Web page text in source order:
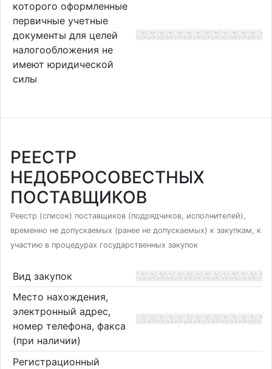
которого оформленные
первичные учетные
документы для целей
налогообложения не
имеют юридической
силы
РЕЕСТР
НЕДОБРОСОВЕСТНЫХ
ПОСТАВЩИКОВ
Реестр (список) поставщиков (подрядчиков, исполнителей),
временно не допускаемых (ранее не допускаемых) к закупкам, к
участию в процедурах государственных закупок
Вид закупок
Место нахождения,
электронный адрес,
номер телефона, факса
(при наличии)
Регистрационный